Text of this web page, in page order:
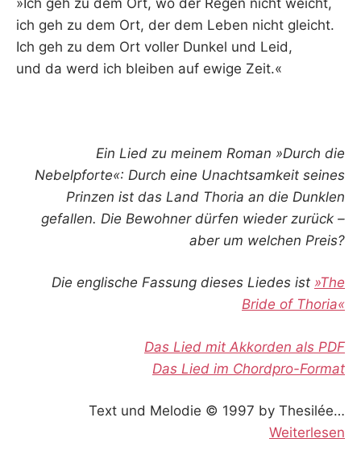
ich geh zu dem Ort, der dem Leben nicht gleicht.
Ich geh zu dem Ort voller Dunkel und Leid,
und da werd ich bleiben auf ewige Zeit.«
Ein Lied zu meinem Roman »Durch die
Nebelpforte«: Durch eine Unachtsamkeit seines
Prinzen ist das Land Thoria an die Dunklen
gefallen. Die Bewohner dürfen wieder zurück –
aber um welchen Preis?
Die englische Fassung dieses Liedes ist »The
Bride of Thoria«
Das Lied mit Akkorden als PDF
Das Lied im Chordpro-Format
Text und Melodie © 1997 by Thesilée…
Weiterlesen